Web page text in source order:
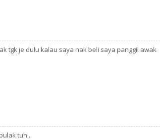
tgk je dulu kalau saya nak beli saya panggil awak
tuh..